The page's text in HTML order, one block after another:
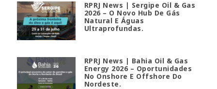
RPRJ News | Sergipe Oil & Gas
2026 – O Novo Hub De Gás
Natural E Águas
Ultraprofundas.
RPRJ News | Bahia Oil & Gas
Energy 2026 – Oportunidades
No Onshore E Offshore Do
Nordeste.